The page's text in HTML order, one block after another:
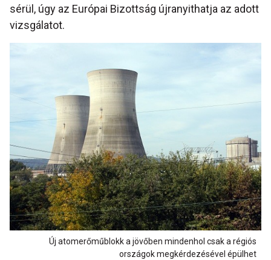
sérül, úgy az Európai Bizottság újranyithatja az adott
vizsgálatot.
Új atomerőműblokk a jövőben mindenhol csak a régiós
országok megkérdezésével épülhet